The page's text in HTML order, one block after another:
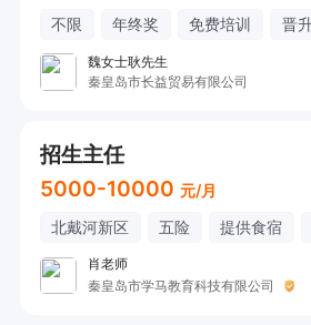
不限 年终奖 免费培训 晋
魏女士耿先生
秦皇岛市长益贸易有限公司
招生主任
5000-10000 元/月
北戴河新区 五险 提供食宿
肖老师
秦皇岛市学马教育科技有限公司